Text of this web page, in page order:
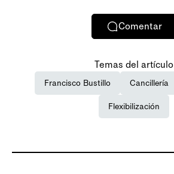
Comentar
Temas del artículo
Francisco Bustillo Cancillería
Flexibilización